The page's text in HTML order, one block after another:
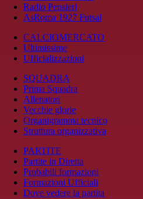
Radio Pensieri
AsRoma 1927 Futsal
CALCIOMERCATO
Ultimissime
Ufficializzazioni
SQUADRA
Prima Squadra
Allenatori
Vecchie glorie
Organigramma tecnico
Struttura organizzativa
PARTITE
Partite in Diretta
Probabili formazioni
Formazioni Ufficiali
Dove vedere la partita